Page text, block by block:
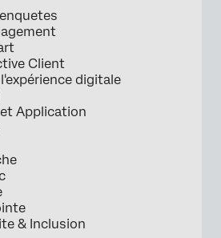
Client
digitale
Application
& Inclusion